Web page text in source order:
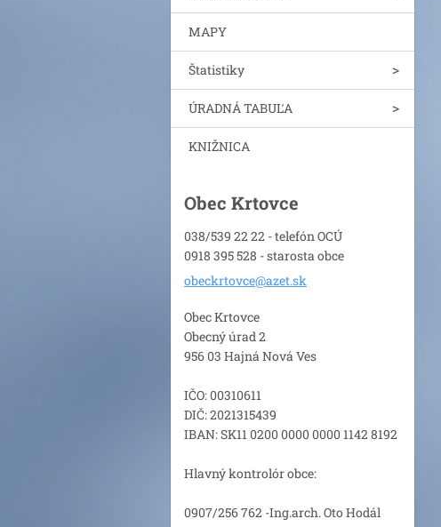
MAPY
Štatistiky
ÚRADNÁ TABUĽA
KNIŽNICA
Obec Krtovce
038/539 22 22 - telefón OCÚ
0918 395 528 - starosta obce
obeckrtovce@azet.sk
Obec Krtovce
Obecný úrad 2
956 03 Hajná Nová Ves
IČO: 00310611
DIČ: 2021315439
IBAN: SK11 0200 0000 0000 1142 8192
Hlavný kontrolór obce:
0907/256 762 -Ing.arch. Oto Hodál